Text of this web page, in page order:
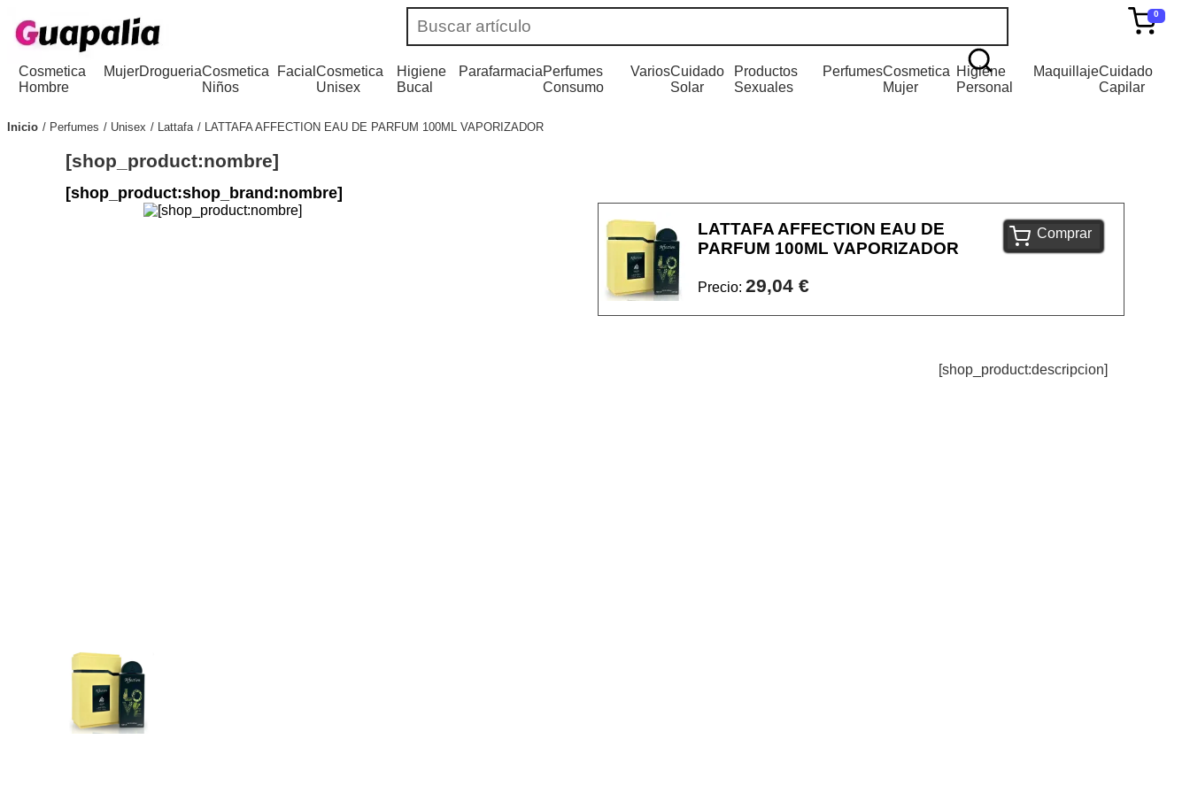
0
Cosmetica
Hombre
MujerDrogueriaCosmetica
Niños
FacialCosmetica
Unisex
Higiene
Bucal
ParafarmaciaPerfumes
Consumo
VariosCuidado
Solar
Productos
Sexuales
PerfumesCosmetica
Mujer
Higiene
Personal
MaquillajeCuidado
Capilar
Inicio Perfumes Unisex Lattafa LATTAFA AFFECTION EAU DE PARFUM 100ML VAPORIZADOR
[shop_product:nombre]
[shop_product:shop_brand:nombre]
LATTAFA AFFECTION EAU DE
PARFUM 100ML VAPORIZADOR
Precio: 29,04 €
Comprar
[shop_product:descripcion]